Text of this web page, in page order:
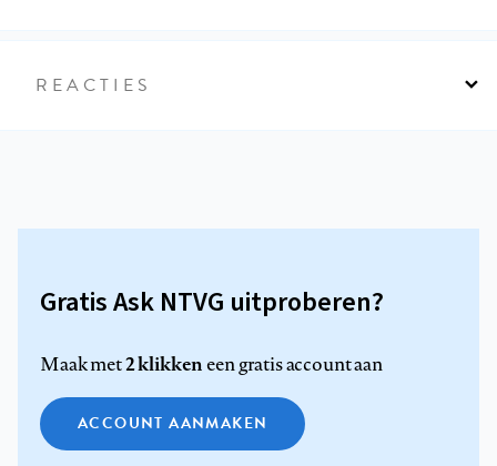
REACTIES
Gratis Ask NTVG uitproberen?
Maak met2 klikkeneen gratis account aan
ACCOUNT AANMAKEN